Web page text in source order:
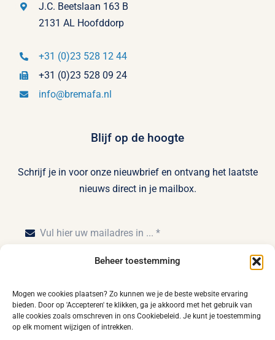
Beheer toestemming
Mogen we cookies plaatsen? Zo kunnen we je de beste website ervaring
bieden. Door op 'Accepteren' te klikken, ga je akkoord met het gebruik van
alle cookies zoals omschreven in ons Cookiebeleid. Je kunt je toestemming
op elk moment wijzigen of intrekken.
J.C. Beetslaan 163 B
2131 AL Hoofddorp
+31 (0)23 528 12 44
+31 (0)23 528 09 24
info@bremafa.nl
Blijf op de hoogte
Schrijf je in voor onze nieuwbrief en ontvang het laatste
nieuws direct in je mailbox.